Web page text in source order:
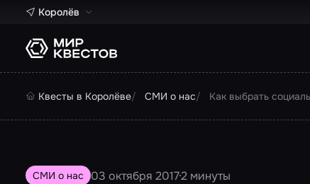
Королёв
Квесты в Королёве СМИ о нас Как выбрать
СМИ о нас 03 октября 20172 минуты